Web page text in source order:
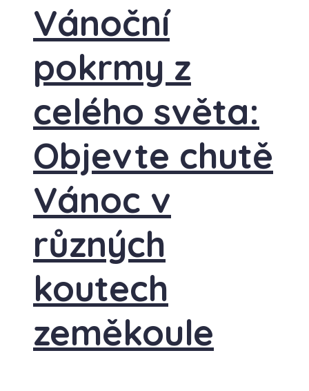
Vánoční
pokrmy z
celého světa:
Objevte chutě
Vánoc v
různých
koutech
zeměkoule